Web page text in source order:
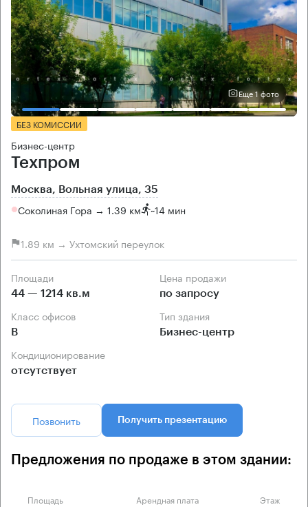
Еще 1 фото
БЕЗ КОМИССИИ
Бизнес-центр
Техпром
Москва, Вольная улица, 35
Соколиная Гора → 1.39 км ~14 мин
1.89 км → Ухтомский переулок
Площади
44 — 1214 кв.м
Цена продажи
по запросу
Класс офисов
B
Тип здания
Бизнес-центр
Кондиционирование
отсутствует
Позвонить Получить презентацию
Предложения по продаже в этом здании:
Площадь Арендная плата Этаж